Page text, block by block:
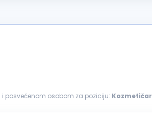
i posvećenom osobom za poziciju: Kozmetičar